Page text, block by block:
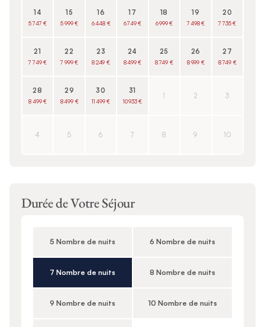
14
5 747 €
15
5 999 €
16
6 448 €
17
6 749 €
18
6 999 €
19
7 498 €
20
7 735 €
21
7 749 €
22
7 999 €
23
8 249 €
24
8 499 €
25
8 749 €
26
8 999 €
27
8 749 €
28
8 499 €
29
8 499 €
30
11 499 €
31
10 933 €
1 2 3
4 5 6 7 8 9 10
Durée de Votre Séjour
5 Nombre de nuits 6 Nombre de nuits
7 Nombre de nuits 8 Nombre de nuits
9 Nombre de nuits 10 Nombre de nuits